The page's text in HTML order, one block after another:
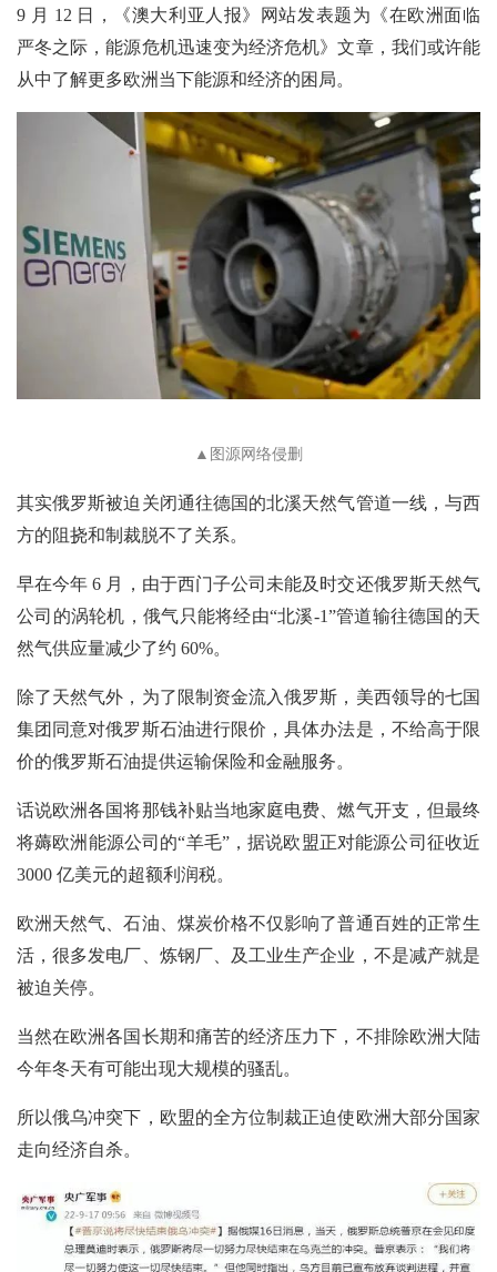
9 月 12 日，《澳大利亚人报》网站发表题为《在欧洲面临
严冬之际，能源危机迅速变为经济危机》文章，我们或许能
从中了解更多欧洲当下能源和经济的困局。
▲图源网络侵删
其实俄罗斯被迫关闭通往德国的北溪天然气管道一线，与西
方的阻挠和制裁脱不了关系。
早在今年 6 月，由于西门子公司未能及时交还俄罗斯天然气
公司的涡轮机，俄气只能将经由“北溪-1”管道输往德国的天
然气供应量减少了约 60%。
除了天然气外，为了限制资金流入俄罗斯，美西领导的七国
集团同意对俄罗斯石油进行限价，具体办法是，不给高于限
价的俄罗斯石油提供运输保险和金融服务。
话说欧洲各国将那钱补贴当地家庭电费、燃气开支，但最终
将薅欧洲能源公司的“羊毛”，据说欧盟正对能源公司征收近
3000 亿美元的超额利润税。
欧洲天然气、石油、煤炭价格不仅影响了普通百姓的正常生
活，很多发电厂、炼钢厂、及工业生产企业，不是减产就是
被迫关停。
当然在欧洲各国长期和痛苦的经济压力下，不排除欧洲大陆
今年冬天有可能出现大规模的骚乱。
所以俄乌冲突下，欧盟的全方位制裁正迫使欧洲大部分国家
走向经济自杀。